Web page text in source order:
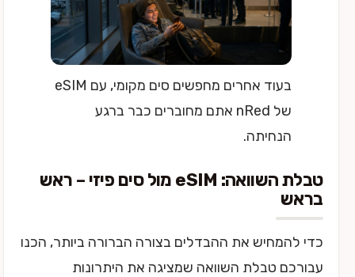
בעוד אחרים מחפשים סים מקומי, עם eSIM
של nRed אתם מחוברים כבר ברגע
הנחיתה.
טבלת השוואה: eSIM מול סים פיזי – ראש
בראש
כדי להמחיש את ההבדלים בצורה הברורה ביותר, הכנו
עבורכם טבלת השוואה שמציגה את היתרונות